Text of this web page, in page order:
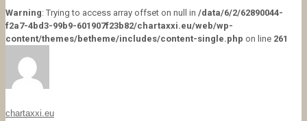
Warning: Trying to access array offset on null in /data/6/2/62890044-
f2a7-4bd3-99b9-601907f23b82/chartaxxi.eu/web/wp-
content/themes/betheme/includes/content-single.php on line 261
chartaxxi.eu